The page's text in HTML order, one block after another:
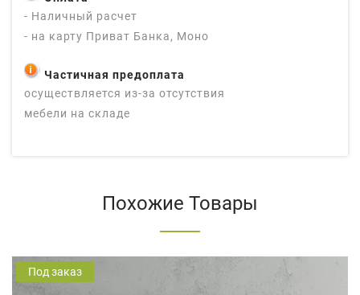
- Наличный расчет
- на карту Приват Банка, Моно
Частичная предоплата
осуществляется из-за отсутствия
мебели на складе
Похожие Товары
Под заказ